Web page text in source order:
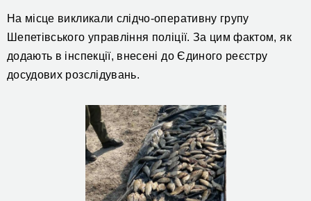
На місце викликали слідчо-оперативну групу
Шепетівського управління поліції. За цим фактом, як
додають в інспекції, внесені до Єдиного реєстру
досудових розслідувань.